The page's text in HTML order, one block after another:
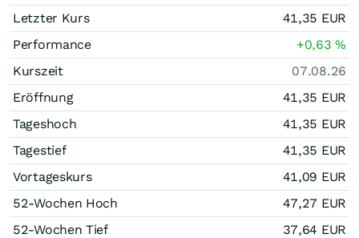
Letzter Kurs 41,35 EUR
Performance
+0,63%
Kurszeit
07.08.26
Eröffnung
41,35 EUR
Tageshoch
41,35 EUR
Tagestief
41,35 EUR
Vortageskurs
41,09 EUR
52-Wochen Hoch
47,27 EUR
52-Wochen Tief
37,64 EUR